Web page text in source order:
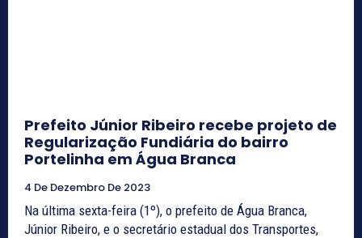
Prefeito Júnior Ribeiro recebe projeto de
Regularização Fundiária do bairro
Portelinha em Água Branca
4 De Dezembro De 2023
Na última sexta-feira (1º), o prefeito de Água Branca,
Júnior Ribeiro, e o secretário estadual dos Transportes,